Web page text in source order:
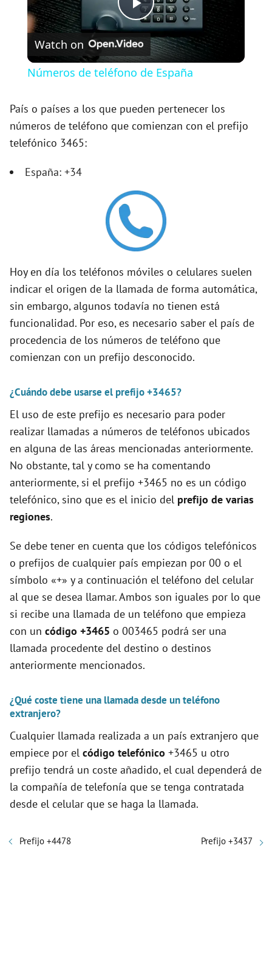
P
l
y
d
e
o
Watch on
Números de teléfono de España
País o países a los que pueden pertenecer los
números de teléfono que comienzan con el prefijo
telefónico 3465:
España: +34
Hoy en día los teléfonos móviles o celulares suelen
indicar el origen de la llamada de forma automática,
sin embargo, algunos todavía no tienen está
funcionalidad. Por eso, es necesario saber el país de
procedencia de los números de teléfono que
comienzan con un prefijo desconocido.
¿Cuándo debe usarse el prefijo +3465?
El uso de este prefijo es necesario para poder
realizar llamadas a números de teléfonos ubicados
en alguna de las áreas mencionadas anteriormente.
No obstante, tal y como se ha comentando
anteriormente, si el prefijo +3465 no es un código
telefónico, sino que es el inicio del prefijo de varias
regiones.
Se debe tener en cuenta que los códigos telefónicos
o prefijos de cualquier país empiezan por 00 o el
símbolo «+» y a continuación el teléfono del celular
al que se desea llamar. Ambos son iguales por lo que
si recibe una llamada de un teléfono que empieza
con un código +3465 o 003465 podrá ser una
llamada procedente del destino o destinos
anteriormente mencionados.
¿Qué coste tiene una llamada desde un teléfono
extranjero?
Cualquier llamada realizada a un país extranjero que
empiece por el código telefónico +3465 u otro
prefijo tendrá un coste añadido, el cual dependerá de
la compañía de telefonía que se tenga contratada
desde el celular que se haga la llamada.
Prefijo +4478 Prefijo +3437